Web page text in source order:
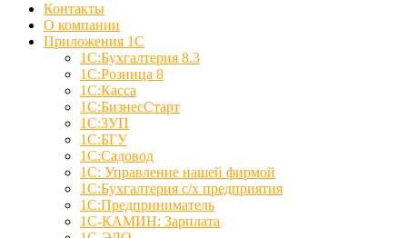
Контакты
О компании
Приложения 1С
1С:Бухгалтерия 8.3
1С:Розница 8
1С:Касса
1С:БизнесСтарт
1С:ЗУП
1С:БГУ
1С:Садовод
1С: Управление нашей фирмой
1С:Бухгалтерия с/х предприятия
1С:Предприниматель
1С-КАМИН: Зарплата